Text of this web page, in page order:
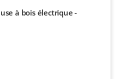
à bois électrique -